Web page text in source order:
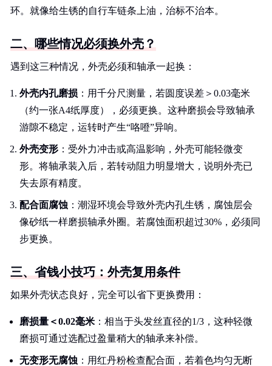
环。就像给生锈的自行车链条上油，治标不治本。
二、哪些情况必须换外壳？
遇到这三种情况，外壳必须和轴承一起换：
外壳内孔磨损 ：用千分尺测量，若圆度误差＞0.03毫米
（约一张A4纸厚度），必须更换。这种磨损会导致轴承
游隙不稳定，运转时产生“咯噔”异响。
外壳变形 ：受外力冲击或高温影响，外壳可能轻微变
形。将轴承装入后，若转动阻力明显增大，说明外壳已
失去原有精度。
配合面腐蚀 ：潮湿环境会导致外壳内孔生锈，腐蚀层会
像砂纸一样磨损轴承外圈。若腐蚀面积超过30%，必须同
步更换。
三、省钱小技巧：外壳复用条件
如果外壳状态良好，完全可以省下更换费用：
磨损量＜0.02毫米 ：相当于头发丝直径的1/3，这种轻微
磨损可通过选配过盈量稍大的轴承来补偿。
无变形无腐蚀 ：用红丹粉检查配合面，若着色均匀无断